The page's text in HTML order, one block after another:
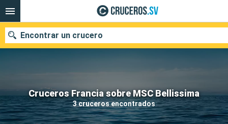
Cruceros Francia sobre MSC Bellissima
3 cruceros encontrados
Encontrar un crucero
Nuestros destinos
Fecha de salida